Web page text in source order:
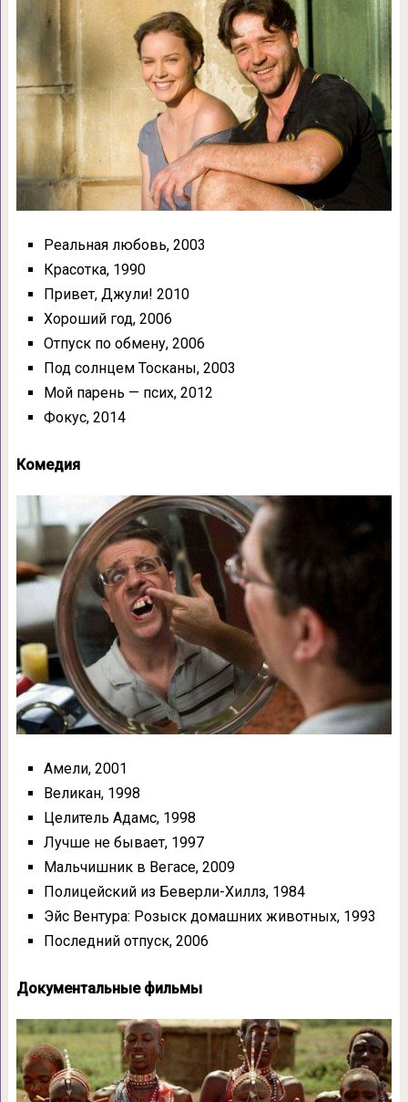
Реальная любовь, 2003
Красотка, 1990
Привет, Джули! 2010
Хороший год, 2006
Отпуск по обмену, 2006
Под солнцем Тосканы, 2003
Мой парень — псих, 2012
Фокус, 2014
Комедия
Амели, 2001
Великан, 1998
Целитель Адамс, 1998
Лучше не бывает, 1997
Мальчишник в Вегасе, 2009
Полицейский из Беверли-Хиллз, 1984
Эйс Вентура: Розыск домашних животных, 1993
Последний отпуск, 2006
Документальные фильмы